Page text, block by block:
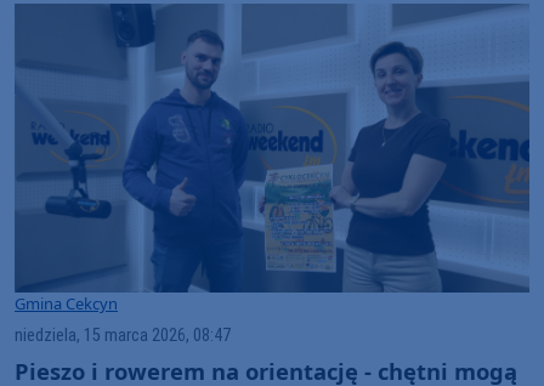
Gmina Cekcyn
niedziela, 15 marca 2026, 08:47
Pieszo i rowerem na orientację - chętni mogą